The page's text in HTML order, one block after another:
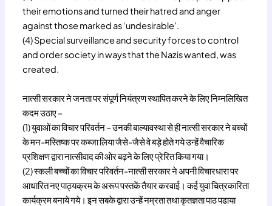
their emotions and turned their hatred and anger
against those marked as ‘undesirable’.
(4) Special surveillance and security forces to control
and order society in ways that the Nazis wanted, was
created.
नात्सी सरकार ने जनता पर संपूर्ण नियंत्रण स्थापित करने के लिए निम्नलिखित
कदम उठाए –
(1) युवाओं का विचार परिवर्तन – उनकी बाल्यावस्था से ही नात्सी सरकार ने बच्चों
के मन-मस्तिष्क पर कब्जा लिया जैसे-जैसे वे बड़े होते गये उन्हें वैचारिक
प्रशिक्षण द्वारा नात्सीवाद की ओर बढ़ने के लिए प्रेरित किया गया।
(2) स्कली बच्चों का विचार परिवर्तन-नात्सी सरकार ने अपनी विचारधारा पर
आधारित नए पाठ्यक्रम के अरूप पस्तकें तैयार करवाई। कई युवा चित्रकारिता
कार्यक्रम बनाये गये। इन सबके द्वारा उन्हें नम्रता तथा कृतज्ञता पाठ पढाया